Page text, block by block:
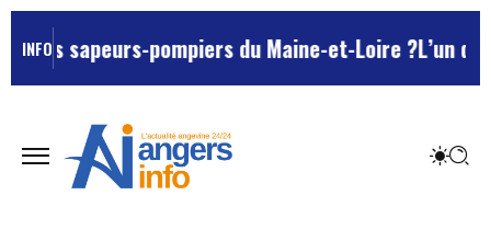
INFO
pompiers du Maine-et-Loire ?L’un des Marseillais